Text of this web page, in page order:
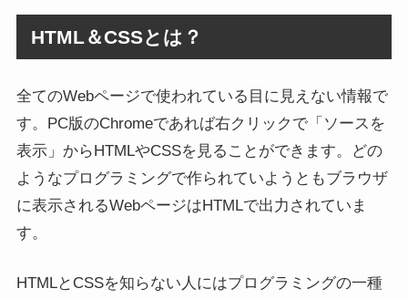
HTML＆CSSとは？
全てのWebページで使われている目に見えない情報で
す。PC版のChromeであれば右クリックで「ソースを
表示」からHTMLやCSSを見ることができます。どの
ようなプログラミングで作られていようともブラウザ
に表示されるWebページはHTMLで出力されていま
す。
HTMLとCSSを知らない人にはプログラミングの一種